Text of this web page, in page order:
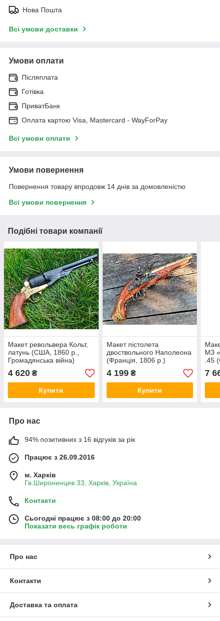
Нова Пошта
Всі умови доставки
Умови оплати
Післяплата
Готівка
ПриватБанк
Оплата картою Visa, Mastercard - WayForPay
Всі умови оплати
Умови повернення
Повернення товару впродовж 14 днів за домовленістю
Всі умови повернення
Подібні товари компанії
Макет револьвера Кольт,
латунь (США, 1860 р.,
Громадянська війна)
4 620 ₴
Купити
Макет пістолета
двоствольного Наполеона
(Франція, 1806 р.)
4 199₴
Купити
M3
.45
7
Про нас
94% позитивних з 16 відгуків за рік
Працює з 26.09.2016
м. Харків
Гв.Широнинцев 33, Харків, Україна
Контакти
Сьогодні працює з 08:00 до 20:00
Показати весь графік роботи
Про нас
Контакти
Доставка та оплата